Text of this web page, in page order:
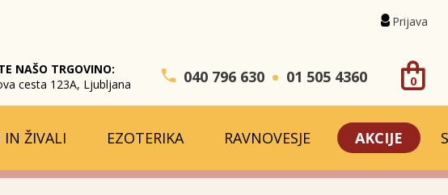
NAŠO TRGOVINO:
cesta 123A, Ljubljana
040 796 630 01 505 4360 0
Prijava
IN ŽIVALI EZOTERIKA RAVNOVESJE AKCIJE